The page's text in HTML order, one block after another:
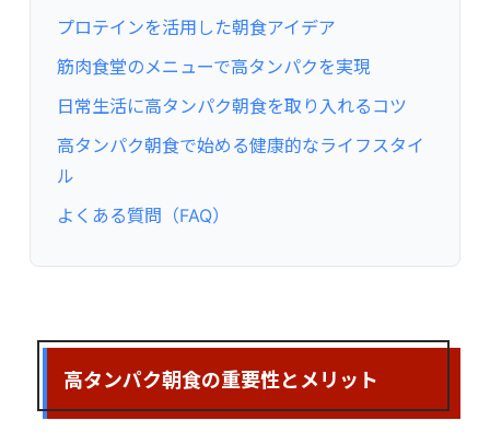
プロテインを活用した朝食アイデア
筋肉食堂のメニューで高タンパクを実現
日常生活に高タンパク朝食を取り入れるコツ
高タンパク朝食で始める健康的なライフスタイ
ル
よくある質問（FAQ）
高タンパク朝食の重要性とメリット